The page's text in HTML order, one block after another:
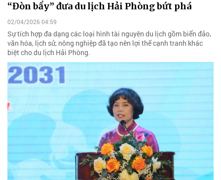
“Đòn bẩy” đưa du lịch Hải Phòng bứt phá
02/04/2026 04:59
Sự tích hợp đa dạng các loại hình tài nguyên du lịch gồm biển đảo,
văn hóa, lịch sử, nông nghiệp đã tạo nên lợi thế cạnh tranh khác
biệt cho du lịch Hải Phòng.